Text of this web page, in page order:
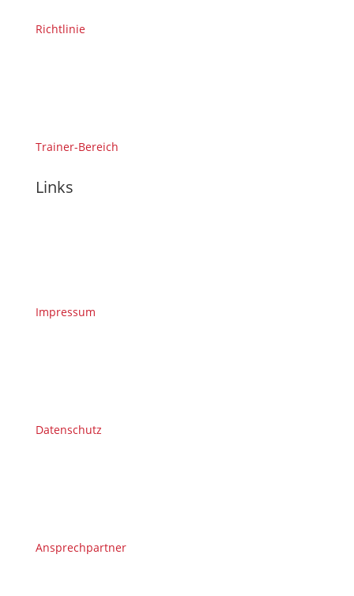
Richtlinie
Trainer-Bereich
Links
Impressum
Datenschutz
Ansprechpartner